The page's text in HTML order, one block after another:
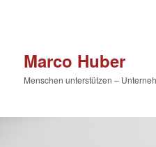
Marco Huber
Menschen unterstützen –